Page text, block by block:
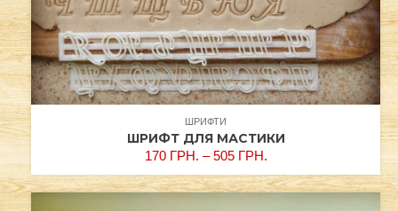
ШРИФТИ
ШРИФТ ДЛЯ МАСТИКИ
170 ГРН. –505 ГРН.